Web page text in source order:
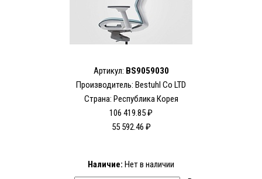
Артикул: BS9059030
Производитель: Bestuhl Co LTD
Страна: Республика Корея
106 419.85 ₽
55 592.46 ₽
Наличие: Нет в наличии